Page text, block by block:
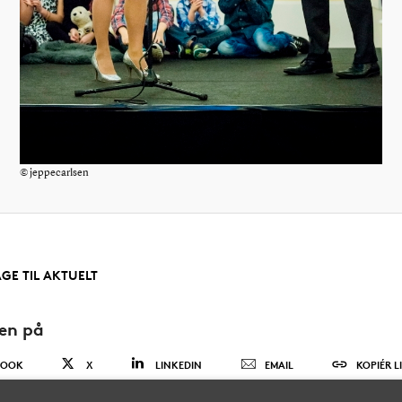
© jeppecarlsen
TIL AKTUELT
på
X LINKEDIN EMAIL KOPIÉR